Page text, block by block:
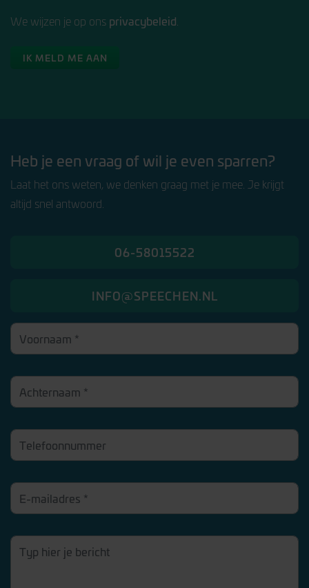
We wijzen je op ons privacybeleid.
IK MELD ME AAN
Heb je een vraag of wil je even sparren?
Laat het ons weten, we denken graag met je mee. Je krijgt
altijd snel antwoord.
06-58015522
INFO@SPEECHEN.NL